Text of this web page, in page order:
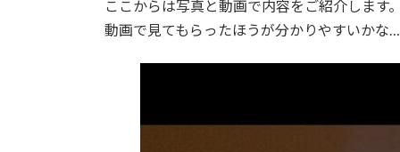
ここからは写真と動画で内容をご紹介します
動画で見てもらったほうが分かりやすいかな